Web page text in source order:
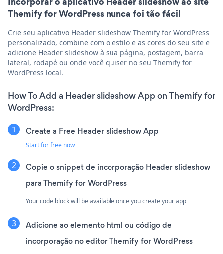
Themify for WordPress nunca foi tão fácil
Crie seu aplicativo Header slideshow Themify for WordPress
personalizado, combine com o estilo e as cores do seu site e
adicione Header slideshow à sua página, postagem, barra
lateral, rodapé ou onde você quiser no seu Themify for
WordPress local.
How To Add a Header slideshow App on Themify for
WordPress:
Create a Free Header slideshow App
Start for free now
Copie o snippet de incorporação Header slideshow
para Themify for WordPress
Your code block will be available once you create your app
Adicione ao elemento html ou código de
incorporação no editor Themify for WordPress